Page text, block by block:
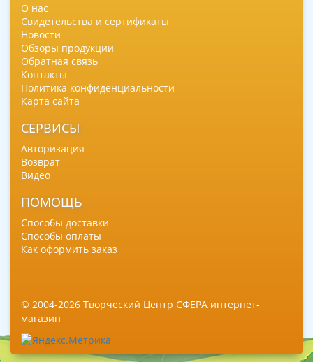
О нас
Свидетельства и сертификаты
Новости
Обзоры продукции
Обратная связь
Контакты
Политика конфиденциальности
Карта сайта
СЕРВИСЫ
Авторизация
Возврат
Видео
ПОМОЩЬ
Способы доставки
Способы оплаты
Как оформить заказ
© 2004-2026 Творческий Центр СФЕРА интернет-
магазин